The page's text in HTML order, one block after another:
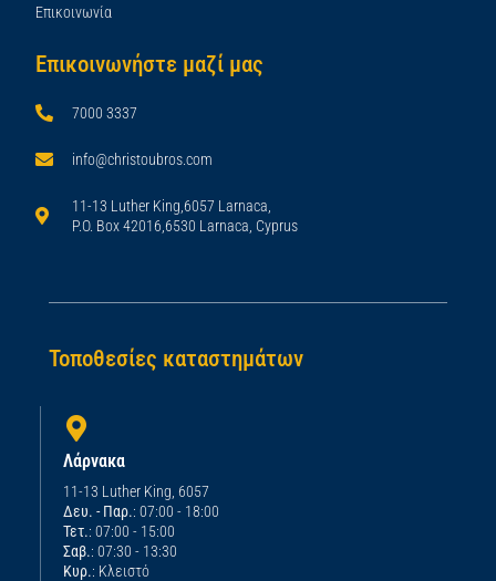
Επικοινωνία
Επικοινωνήστε μαζί μας
7000 3337
info@christoubros.com
11-13 Luther King,6057 Larnaca,
P.O. Box 42016,6530 Larnaca, Cyprus
Τοποθεσίες καταστημάτων
Λάρνακα
11-13 Luther King, 6057
Δευ. - Παρ.: 07:00 - 18:00
Τετ.: 07:00 - 15:00
Σαβ.: 07:30 - 13:30
Κυρ.: Κλειστό